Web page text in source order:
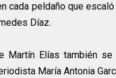
cada peldaño que
Díaz.
Martín Elías también
María Antonia